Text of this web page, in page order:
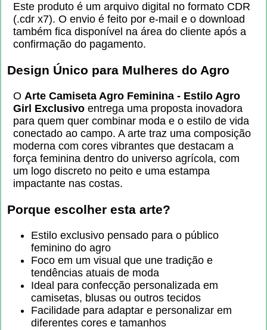
Este produto é um arquivo digital no formato CDR
(.cdr x7). O envio é feito por e-mail e o download
também fica disponível na área do cliente após a
confirmação do pagamento.
Design Único para Mulheres do Agro
O Arte Camiseta Agro Feminina - Estilo Agro
Girl Exclusivo entrega uma proposta inovadora
para quem quer combinar moda e o estilo de vida
conectado ao campo. A arte traz uma composição
moderna com cores vibrantes que destacam a
força feminina dentro do universo agrícola, com
um logo discreto no peito e uma estampa
impactante nas costas.
Porque escolher esta arte?
Estilo exclusivo pensado para o público
feminino do agro
Foco em um visual que une tradição e
tendências atuais de moda
Ideal para confecção personalizada em
camisetas, blusas ou outros tecidos
Facilidade para adaptar e personalizar em
diferentes cores e tamanhos